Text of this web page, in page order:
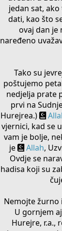
jedan sat,
dati, kao što
ovaj dan je
naređeno
Tako su
poštujemo
nedjelja prate
prvi na
Hurejrea.)
vjernici, kad se
vam je bolje,
je
Allah,
Ovdje se
hadisa koji su
Nemojte žurno
U gornjem
Hurejre, r.a.,